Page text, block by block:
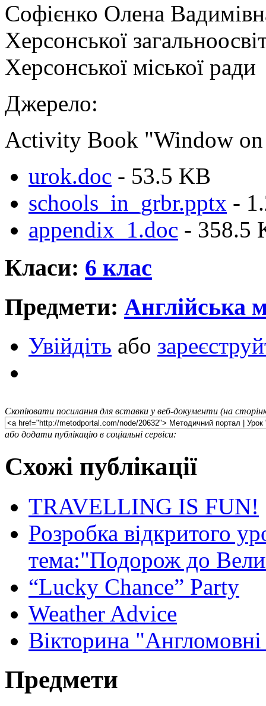
Софієнко Олена
Херсонської
Херсонської міської ради
Джерело:
Activity Book "Window
urok.doc - 53.5 KB
schools_in_grbr.pptx -
appendix_1.doc - 358.5
Класи: 6 клас
Предмети: Англійська
Увійдіть або
Скопіювати посилання для вставки у веб-документи (на
або додати публікацію в соціальні сервіси:
Схожі публікації
TRAVELLING IS FUN!
Розробка відкритого
тема:"Подорож до
“Lucky Chance” Party
Weather Advice
Вікторина
Предмети